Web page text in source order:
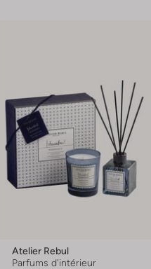
Atelier Rebul
Parfums d'intérieur